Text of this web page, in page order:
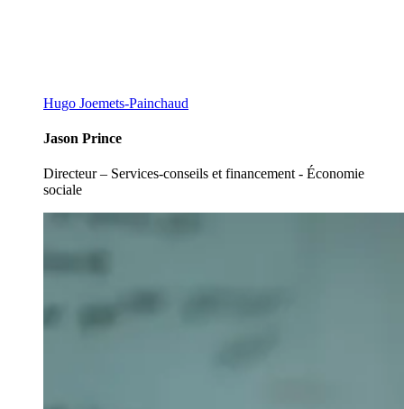
Hugo Joemets-Painchaud
Jason Prince
Directeur – Services-conseils et financement - Économie
sociale